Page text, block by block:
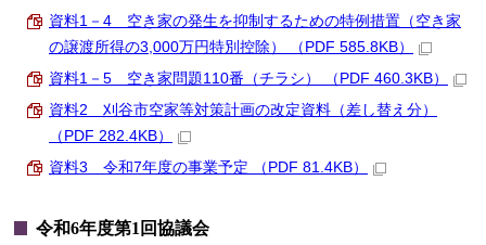
資料1－4 空き家の発生を抑制するための特例措置（空き家
の譲渡所得の3,000万円特別控除） （PDF 585.8KB）
資料1－5 空き家問題110番（チラシ） （PDF 460.3KB）
資料2 刈谷市空家等対策計画の改定資料（差し替え分）
（PDF 282.4KB）
資料3 令和7年度の事業予定 （PDF 81.4KB）
令和6年度第1回協議会